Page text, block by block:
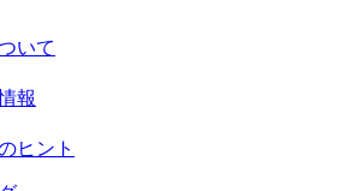
いて
報
ヒント